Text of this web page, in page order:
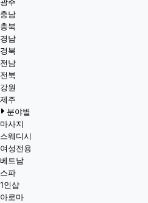
광주
충남
충북
경남
경북
전남
전북
강원
제주
분야별
마사지
스웨디시
여성전용
베트남
스파
1인샵
아로마